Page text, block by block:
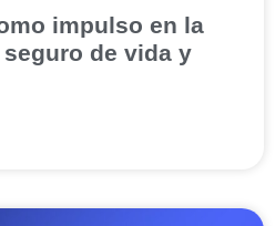
impulso en la
de vida y